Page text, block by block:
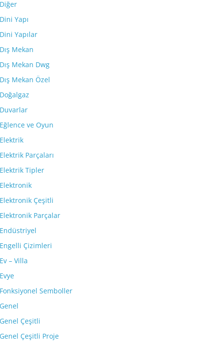
Diğer
Dini Yapı
Dini Yapılar
Dış Mekan
Dış Mekan Dwg
Dış Mekan Özel
Doğalgaz
Duvarlar
Eğlence ve Oyun
Elektrik
Elektrik Parçaları
Elektrik Tipler
Elektronik
Elektronik Çeşitli
Elektronik Parçalar
Endüstriyel
Engelli Çizimleri
Ev – Villa
Evye
Fonksiyonel Semboller
Genel
Genel Çeşitli
Genel Çeşitli Proje